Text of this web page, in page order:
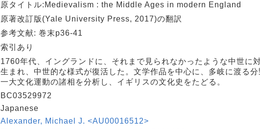
原タイトル:Medievalism : the Middle Ages in modern England
原著改訂版(Yale University Press, 2017)の翻訳
参考文献: 巻末p36-41
索引あり
1760年代、イングランドに、それまで見られなかったような中世に
生まれ、中世的な様式が復活した。文学作品を中心に、多岐に渡る
一大文化運動の諸相を分析し、イギリスの文化史をたどる。
BC03529972
Japanese
Alexander, Michael J. <AU00016512>